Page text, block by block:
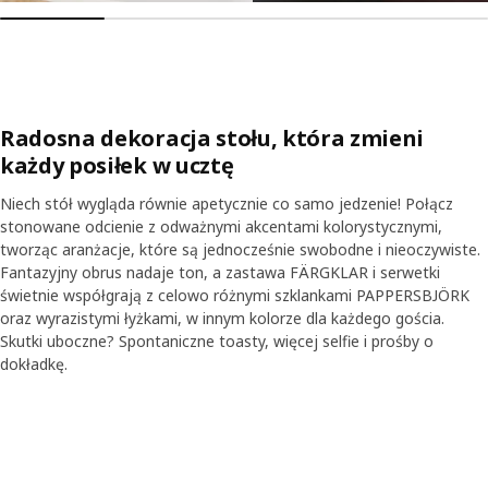
Radosna dekoracja stołu, która zmieni
każdy posiłek w ucztę
Niech stół wygląda równie apetycznie co samo jedzenie! Połącz
stonowane odcienie z odważnymi akcentami kolorystycznymi,
tworząc aranżacje, które są jednocześnie swobodne i nieoczywiste.
Fantazyjny obrus nadaje ton, a zastawa FÄRGKLAR i serwetki
świetnie współgrają z celowo różnymi szklankami PAPPERSBJÖRK
oraz wyrazistymi łyżkami, w innym kolorze dla każdego gościa.
Skutki uboczne? Spontaniczne toasty, więcej selfie i prośby o
dokładkę.Wstrzymaj wideo
transkrypcję